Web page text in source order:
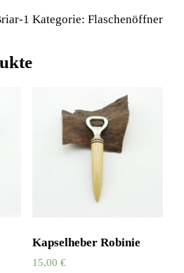
1 Kategorie: Flaschenöffner
Kapselheber Robinie
15,00 €